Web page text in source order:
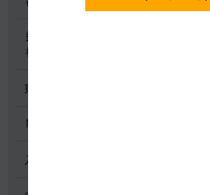
鋼少数主桁橋の床版下面吹付コンクリ
検討委員会
東名高速道路宇利トンネル照明灯具落
NEXCO中日本グループの経営上の課題
入札に係る不正行為に関する調査及び